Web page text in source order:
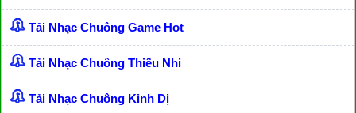
Tải Nhạc Chuông Game Hot
Tải Nhạc Chuông Thiếu Nhi
Tải Nhạc Chuông Kinh Dị